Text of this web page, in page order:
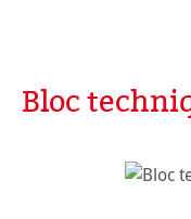
Bloc
Ignorer la galerie